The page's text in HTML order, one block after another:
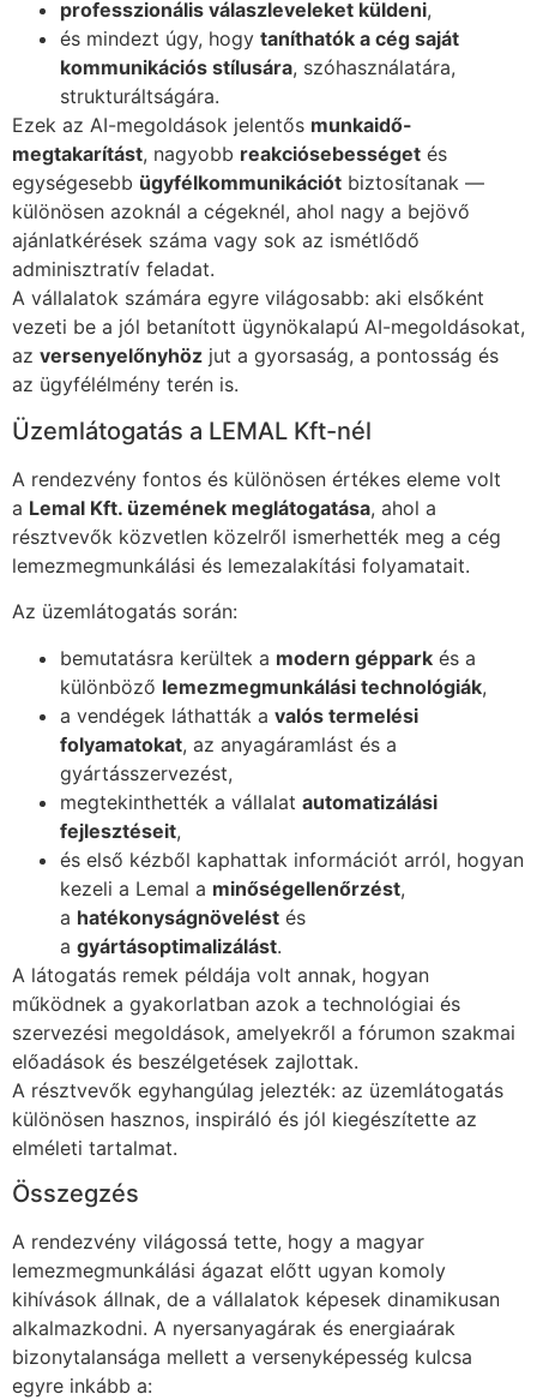
professzionális válaszleveleket küldeni,
és mindezt úgy, hogy taníthatók a cég saját
kommunikációs stílusára, szóhasználatára,
strukturáltságára.
Ezek az AI-megoldások jelentős munkaidő-
megtakarítást, nagyobb reakciósebességet és
egységesebb ügyfélkommunikációt biztosítanak —
különösen azoknál a cégeknél, ahol nagy a bejövő
ajánlatkérések száma vagy sok az ismétlődő
adminisztratív feladat.
A vállalatok számára egyre világosabb: aki elsőként
vezeti be a jól betanított ügynökalapú AI-megoldásokat,
az versenyelőnyhöz jut a gyorsaság, a pontosság és
az ügyfélélmény terén is.
Üzemlátogatás a LEMAL Kft-nél
A rendezvény fontos és különösen értékes eleme volt
a Lemal Kft. üzemének meglátogatása, ahol a
résztvevők közvetlen közelről ismerhették meg a cég
lemezmegmunkálási és lemezalakítási folyamatait.
Az üzemlátogatás során:
bemutatásra kerültek a modern géppark és a
különböző lemezmegmunkálási technológiák,
a vendégek láthatták a valós termelési
folyamatokat, az anyagáramlást és a
gyártásszervezést,
megtekinthették a vállalat automatizálási
fejlesztéseit,
és első kézből kaphattak információt arról, hogyan
kezeli a Lemal a minőségellenőrzést,
a hatékonyságnövelést és
a gyártásoptimalizálást.
A látogatás remek példája volt annak, hogyan
működnek a gyakorlatban azok a technológiai és
szervezési megoldások, amelyekről a fórumon szakmai
előadások és beszélgetések zajlottak.
A résztvevők egyhangúlag jelezték: az üzemlátogatás
különösen hasznos, inspiráló és jól kiegészítette az
elméleti tartalmat.
Összegzés
A rendezvény világossá tette, hogy a magyar
lemezmegmunkálási ágazat előtt ugyan komoly
kihívások állnak, de a vállalatok képesek dinamikusan
alkalmazkodni. A nyersanyagárak és energiaárak
bizonytalansága mellett a versenyképesség kulcsa
egyre inkább a: